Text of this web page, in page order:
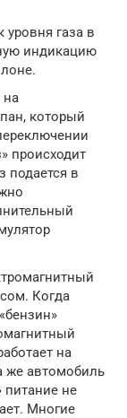
газа в
индикацию
на
который
происходит
подается в
Когда
на
же автомобиль
питание не
Многие